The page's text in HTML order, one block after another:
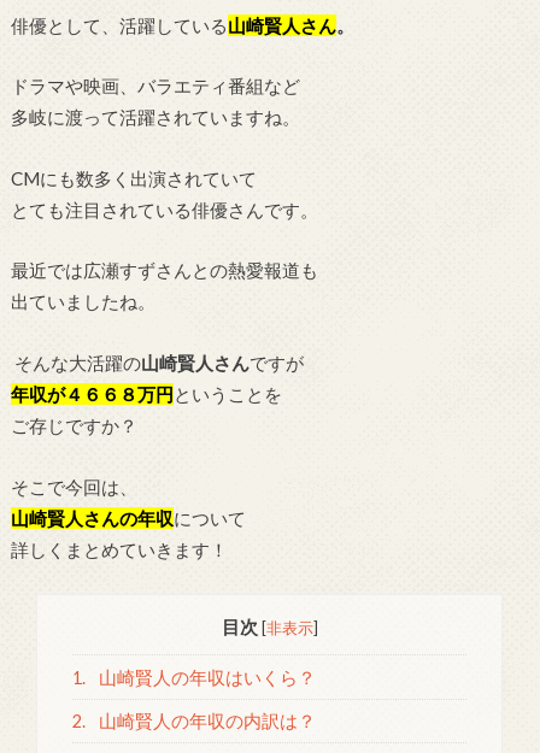
俳優として、活躍している山崎賢人 さん。
ドラマや映画、バラエティ番組など
多岐に渡って活躍されていますね。
CMにも数多く出演されていて
とても注目されている俳優さんです。
最近では広瀬すずさんとの熱愛報道も
出ていましたね。
そんな大活躍の山崎賢人さんですが
年収が４６６８万円ということを
ご存じですか？
そこで今回は、
山崎賢人さんの年収について
詳しくまとめていきます！
目次 [非表示]
1. 山崎賢人の年収はいくら？
2. 山崎賢人の年収の内訳は？